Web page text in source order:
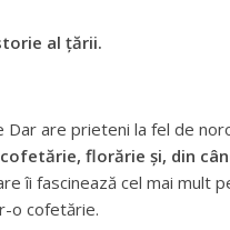
al țării.
are prieteni la fel de
florărie și, din
îi fascinează cel mai mult
o cofetărie.